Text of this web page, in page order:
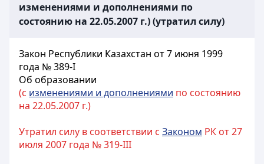
изменениями и дополнениями по
состоянию на 22.05.2007 г.) (утратил силу)
Закон Республики Казахстан от 7 июня 1999
года № 389-I
Об образовании
(с изменениями и дополнениями по состоянию
на 22.05.2007 г.)
Утратил силу в соответствии с Законом РК от 27
июля 2007 года № 319-III